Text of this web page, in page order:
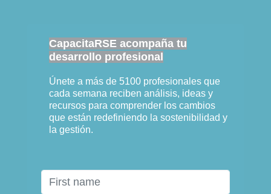
CapacitaRSE acompaña tu
desarrollo profesional
Únete a más de 5100 profesionales que
cada semana reciben análisis, ideas y
recursos para comprender los cambios
que están redefiniendo la sostenibilidad y
la gestión.